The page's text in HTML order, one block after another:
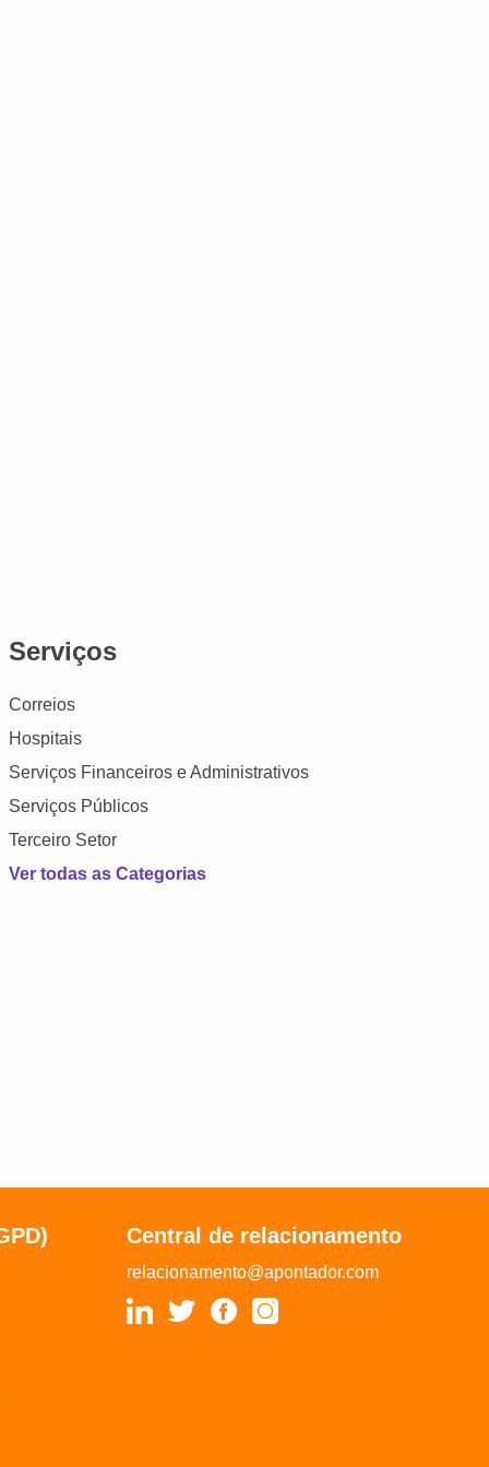
Serviços
Correios
Hospitais
Serviços Financeiros e Administrativos
Serviços Públicos
Terceiro Setor
Ver todas as Categorias
Central de relacionamento
relacionamento@apontador.com